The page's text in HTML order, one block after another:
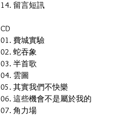
14. 留言短訊
CD
01. 費城實驗
02. 蛇吞象
03. 半首歌
04. 雲圖
05. 其實我們不快樂
06. 這些機會不是屬於我的
07. 角力場